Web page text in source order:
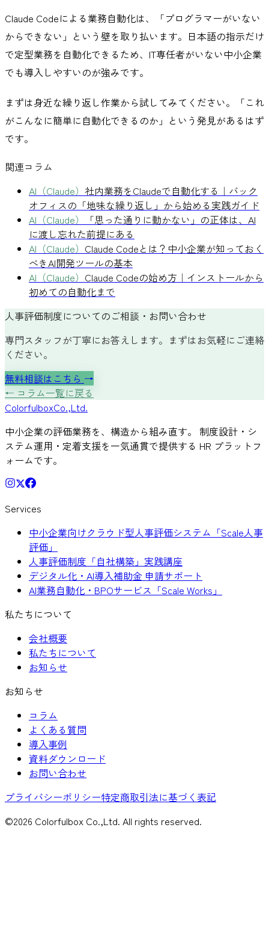
Claude Codeによる業務自動化は、「プログラマーがいない
からできない」という壁を取り払います。日本語の指示だけ
で定型業務を自動化できるため、IT専任者がいない中小企業
でも導入しやすいのが強みです。
まずは身近な繰り返し作業から試してみてください。「これ
がこんなに簡単に自動化できるのか」という発見があるはず
です。
関連コラム
AI（Claude） 社内業務をClaudeで自動化する｜バック
オフィスの「地味な繰り返し」から始める実践ガイド
AI（Claude）
「思った通りに動かない」の正体は、AI
に渡し忘れた前提にある
AI（Claude） Claude Codeとは？中小企業が知っておく
べきAI開発ツールの基本
AI（Claude） Claude Codeの始め方｜インストールから
初めての自動化まで
人事評価制度についてのご相談・お問い合わせ
専門スタッフが丁寧にお答えします。まずはお気軽にご連絡
ください。
無料相談はこちら →
← コラム一覧に戻る
ColorfulboxCo.,Ltd.
中小企業の評価業務を、構造から組み直す。 制度設計・シ
ステム運用・定着支援を一気通貫で提供する HR プラットフ
ォームです。
Services
中小企業向けクラウド型人事評価システム「Scale人事
評価」
人事評価制度「自社構築」実践講座
デジタル化・AI導入補助金 申請サポート
AI業務自動化・BPOサービス「Scale Works」
私たちについて
会社概要
私たちについて
お知らせ
お知らせ
コラム
よくある質問
導入事例
資料ダウンロード
お問い合わせ
プライバシーポリシー特定商取引法に基づく表記
©2026 Colorfulbox Co.,Ltd. All rights reserved.